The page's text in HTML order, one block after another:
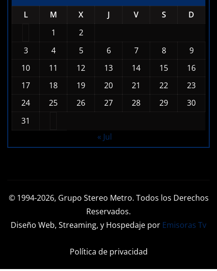
AGOSTO 2026
L
M X J V S
D
1
2
3
4 5 6 7 8
9
10
11 12 13 14 15
16
17
27
© 1994-2026, Grupo Stereo Metro. Todos los Derechos
Reservados.
Diseño Web, Streaming, y Hospedaje por